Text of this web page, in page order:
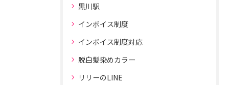
黒川駅
インボイス制度
インボイス制度対応
脱白髪染めカラー
リリーのLINE